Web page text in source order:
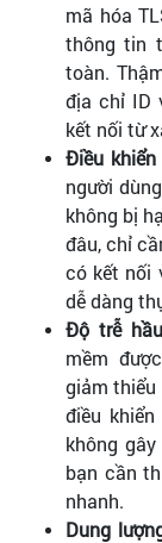
mã hóa
thông tin
toàn.
địa chỉ ID
kết nối từ
Điều
người
không bị
đâu, chỉ
có kết nối
dễ dàng
Độ trễ
mềm
giảm thiểu
điều
không
bạn cần
nhanh.
Dung